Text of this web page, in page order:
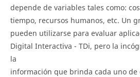
depende de variables tales como:
tiempo, recursos humanos, etc. Un
pueden utilizarse para evaluar
Digital Interactiva - TDi, pero la
la
información que brinda cada uno de